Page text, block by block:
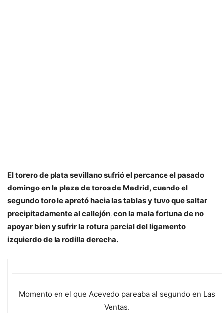
El torero de plata sevillano sufrió el percance el pasado
domingo en la plaza de toros de Madrid, cuando el
segundo toro le apretó hacia las tablas y tuvo que saltar
precipitadamente al callejón, con la mala fortuna de no
apoyar bien y sufrir la rotura parcial del ligamento
izquierdo de la rodilla derecha.
Momento en el que Acevedo pareaba al segundo en Las
Ventas.